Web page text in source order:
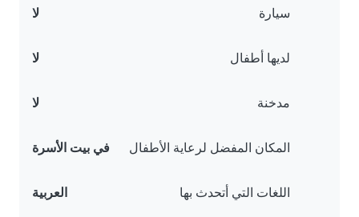
سيارة لا
لديها أطفال لا
مدخنة لا
المكان المفضل لرعاية الأطفال في بيت الأسرة
اللغات التي أتحدث بها العربية